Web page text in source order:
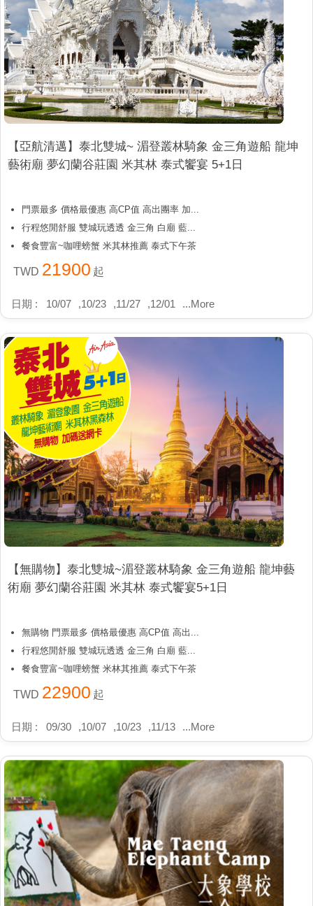
【亞航清邁】泰北雙城~ 湄登叢林騎象 金三角遊船 龍坤
藝術廟 夢幻蘭谷莊園 米其林 泰式饗宴 5+1日
門票最多 價格最優惠 高CP值 高出團率 加...
行程悠閒舒服 雙城玩透透 金三角 白廟 藍...
餐食豐富~咖哩螃蟹 米其林推薦 泰式下午茶
TWD 21900 起
日期 : 10/07 ,10/23 ,11/27 ,12/01 ...More
【無購物】泰北雙城~湄登叢林騎象 金三角遊船 龍坤藝
術廟 夢幻蘭谷莊園 米其林 泰式饗宴5+1日
無購物 門票最多 價格最優惠 高CP值 高出...
行程悠閒舒服 雙城玩透透 金三角 白廟 藍...
餐食豐富~咖哩螃蟹 米林其推薦 泰式下午茶
TWD 22900 起
日期 : 09/30 ,10/07 ,10/23 ,11/13 ...More